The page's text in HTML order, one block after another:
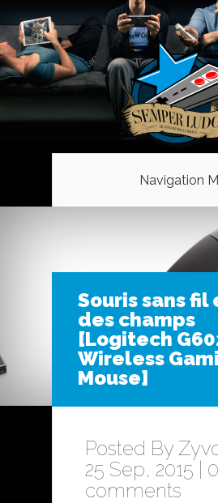
Navigation
Souris sans fil
des champs
[Logitech
Wireless
Mouse]
Posted By
25 Sep, 2015 | 0
comments